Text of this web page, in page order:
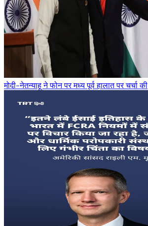
मोदी-नेतन्याहू ने फोन पर मध्य पूर्व हालात पर चर्चा की